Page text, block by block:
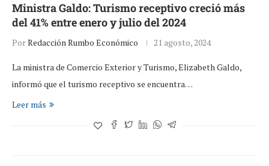
Ministra Galdo: Turismo receptivo creció más
del 41% entre enero y julio del 2024
PorRedacción Rumbo Económico 21 agosto, 2024
La ministra de Comercio Exterior y Turismo, Elizabeth Galdo,
informó que el turismo receptivo se encuentra…
Leer más